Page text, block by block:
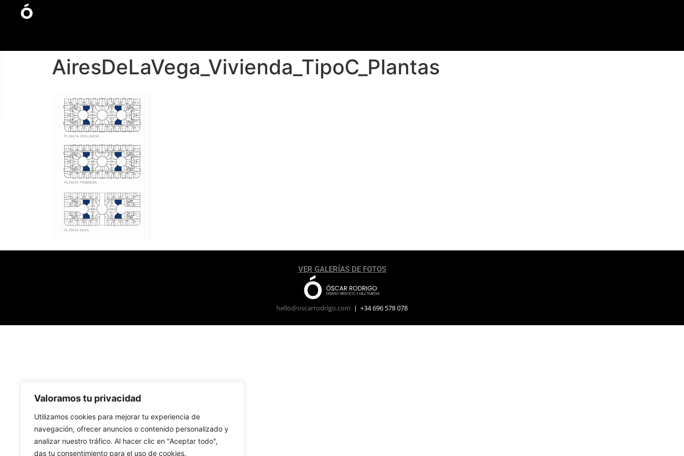
Valoramos tu privacidad
Utilizamos cookies para mejorar tu experiencia de
navegación, ofrecer anuncios o contenido personalizado y
analizar nuestro tráfico. Al hacer clic en "Aceptar todo",
das tu consentimiento para el uso de cookies.
Ó
AiresDeLaVega_Vivienda_TipoC_Plantas
VER GALERÍAS DE FOTOS
hello@oscarrodrigo.com | +34 696 578 078